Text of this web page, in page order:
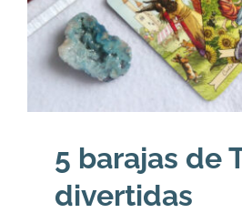
CONTACTO
5 barajas de
divertidas